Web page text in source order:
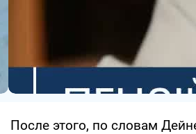
После этого, по словам